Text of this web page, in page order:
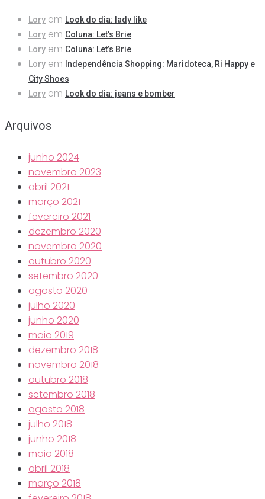
Lory em Look do dia: lady like
Lory em Coluna: Let’s Brie
Lory em Coluna: Let’s Brie
Lory em
Independência Shopping: Maridoteca, Ri Happy e
City Shoes
Lory em Look do dia: jeans e bomber
Arquivos
junho 2024
novembro 2023
abril 2021
março 2021
fevereiro 2021
dezembro 2020
novembro 2020
outubro 2020
setembro 2020
agosto 2020
julho 2020
junho 2020
maio 2019
dezembro 2018
novembro 2018
outubro 2018
setembro 2018
agosto 2018
julho 2018
junho 2018
maio 2018
abril 2018
março 2018